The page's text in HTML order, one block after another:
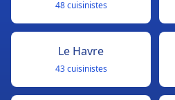
48 cuisinistes
Le Havre
43 cuisinistes